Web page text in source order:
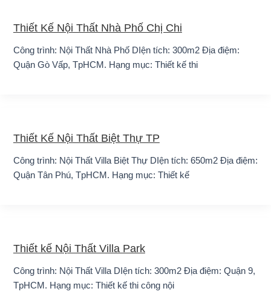
Thiết Kế Nội Thất Nhà Phố Chị Chi
Công trình: Nội Thất Nhà Phố DIện tích: 300m2 Địa điệm:
Quận Gò Vấp, TpHCM. Hạng mục: Thiết kế thi
Thiết Kế Nội Thất Biệt Thự TP
Công trình: Nội Thất Villa Biệt Thự DIện tích: 650m2 Địa điệm:
Quận Tân Phú, TpHCM. Hạng mục: Thiết kế
Thiết kế Nội Thất Villa Park
Công trình: Nội Thất Villa DIện tích: 300m2 Địa điệm: Quận 9,
TpHCM. Hạng mục: Thiết kế thi công nội